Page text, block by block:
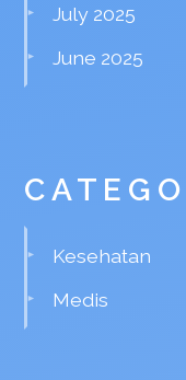
July 2025
June 2025
Kesehatan
Medis